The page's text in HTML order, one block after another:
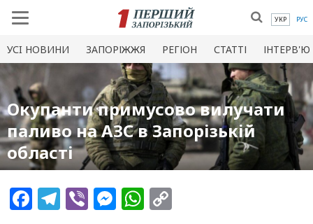
УКР РУС
УСI НОВИНИ ЗАПОРІЖЖЯ РЕГІОН СТАТТІ ІНТЕРВ'Ю
Окупанти примусово вилучати
паливо на АЗС в Запорізькій
області
Facebook
Telegram
ViberMessenger
WhatsApp